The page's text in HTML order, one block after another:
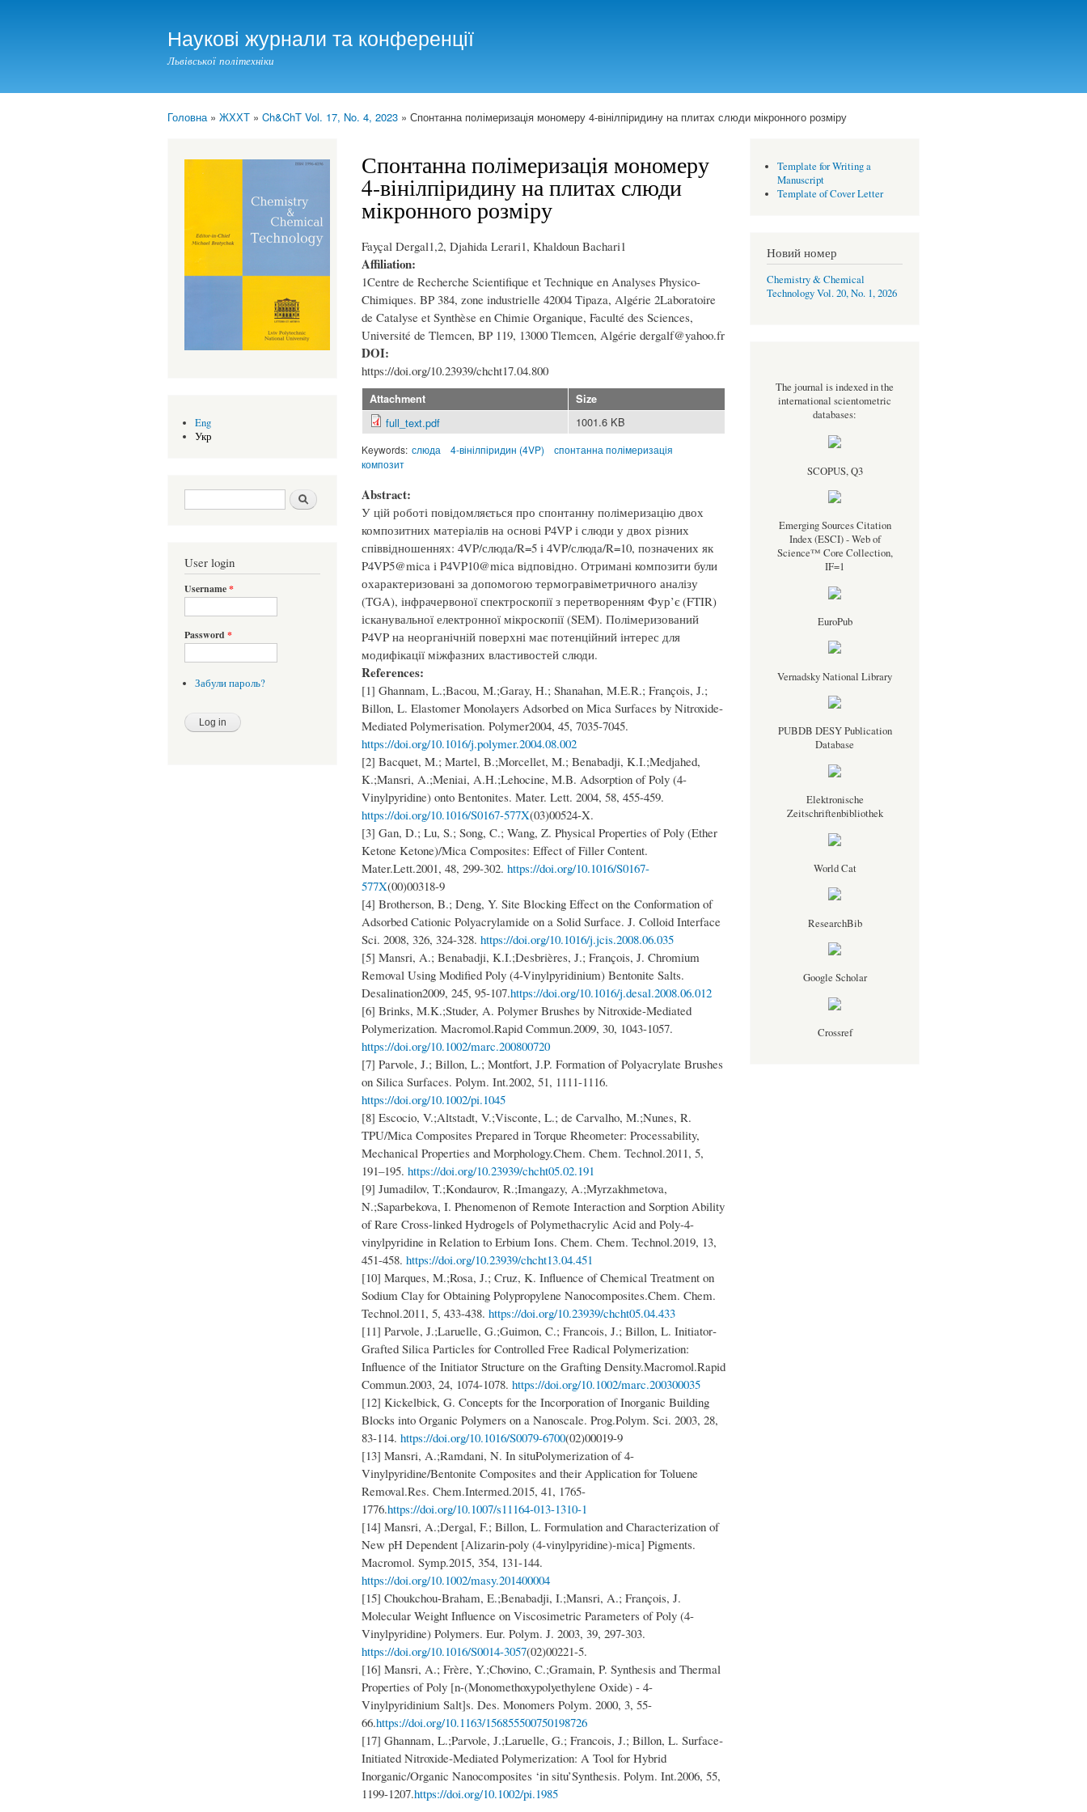
Наукові журнали та конференції
Львівської політехніки
Головна» ЖХХТ » Ch&ChT Vol. 17, No. 4, 2023 » Спонтанна полімеризація мономеру 4-вінілпіридину на плитах слюди мікронного розміру
Eng
Укр
Search form Шукати
User login
Username*
Password *
Забули пароль?
Спонтанна полімеризація мономеру
4-вінілпіридину на плитах слюди
мікронного розміру
Fayçal Dergal1,2, Djahida Lerari1, Khaldoun Bachari1
Affiliation:
1Centre de Recherche Scientifique et Technique en Analyses Physico-
Chimiques. BP 384, zone industrielle 42004 Tipaza, Algérie 2Laboratoire
de Catalyse et Synthèse en Chimie Organique, Faculté des Sciences,
Université de Tlemcen, BP 119, 13000 Tlemcen, Algérie dergalf@yahoo.fr
DOI:
https://doi.org/10.23939/chcht17.04.800
Attachment Size
full_text.pdf 1001.6 KB
Keywords: слюда 4-вінілпіридин (4VP)
спонтанна полімеризація
композит
Abstract:
У цій роботі повідомляється про спонтанну полімеризацію двох
композитних матеріалів на основі P4VP і слюди у двох різних
співвідношеннях: 4VP/слюда/R=5 і 4VP/слюда/R=10, позначених як
P4VP5@mica і P4VP10@mica відповідно. Отримані композити були
охарактеризовані за допомогою термогравіметричного аналізу
(TGA), інфрачервоної спектроскопії з перетворенням Фур’є (FTIR)
ісканувальної електронної мікроскопії (SEM). Полімеризований
P4VP на неорганічній поверхні має потенційний інтерес для
модифікації міжфазних властивостей слюди.
References:
[1] Ghannam, L.;Bacou, M.;Garay, H.; Shanahan, M.E.R.; François, J.;
Billon, L. Elastomer Monolayers Adsorbed on Mica Surfaces by Nitroxide-
Mediated Polymerisation. Polymer2004, 45, 7035-7045.
https://doi.org/10.1016/j.polymer.2004.08.002
[2] Bacquet, M.; Martel, B.;Morcellet, M.; Benabadji, K.I.;Medjahed,
K.;Mansri, A.;Meniai, A.H.;Lehocine, M.B. Adsorption of Poly (4-
Vinylpyridine) onto Bentonites. Mater. Lett. 2004, 58, 455-459.
https://doi.org/10.1016/S0167-577X(03)00524-X.
[3] Gan, D.; Lu, S.; Song, C.; Wang, Z. Physical Properties of Poly (Ether
Ketone Ketone)/Mica Composites: Effect of Filler Content.
Mater.Lett.2001, 48, 299-302. https://doi.org/10.1016/S0167-
577X(00)00318-9
[4] Brotherson, B.; Deng, Y. Site Blocking Effect on the Conformation of
Adsorbed Cationic Polyacrylamide on a Solid Surface. J. Colloid Interface
Sci. 2008, 326, 324-328. https://doi.org/10.1016/j.jcis.2008.06.035
[5] Mansri, A.; Benabadji, K.I.;Desbrières, J.; François, J. Chromium
Removal Using Modified Poly (4-Vinylpyridinium) Bentonite Salts.
Desalination2009, 245, 95-107.https://doi.org/10.1016/j.desal.2008.06.012
[6] Brinks, M.K.;Studer, A. Polymer Brushes by Nitroxide-Mediated
Polymerization. Macromol.Rapid Commun.2009, 30, 1043-1057.
https://doi.org/10.1002/marc.200800720
[7] Parvole, J.; Billon, L.; Montfort, J.P. Formation of Polyacrylate Brushes
on Silica Surfaces. Polym. Int.2002, 51, 1111-1116.
https://doi.org/10.1002/pi.1045
[8] Escocio, V.;Altstadt, V.;Visconte, L.; de Carvalho, M.;Nunes, R.
TPU/Mica Composites Prepared in Torque Rheometer: Processability,
Mechanical Properties and Morphology.Chem. Chem. Technol.2011, 5,
191–195. https://doi.org/10.23939/chcht05.02.191
[9] Jumadilov, T.;Kondaurov, R.;Imangazy, A.;Myrzakhmetova,
N.;Saparbekova, I. Phenomenon of Remote Interaction and Sorption Ability
of Rare Cross-linked Hydrogels of Polymethacrylic Acid and Poly-4-
vinylpyridine in Relation to Erbium Ions. Chem. Chem. Technol.2019, 13,
451-458. https://doi.org/10.23939/chcht13.04.451
[10] Marques, M.;Rosa, J.; Cruz, K. Influence of Chemical Treatment on
Sodium Clay for Obtaining Polypropylene Nanocomposites.Chem. Chem.
Technol.2011, 5, 433-438. https://doi.org/10.23939/chcht05.04.433
[11] Parvole, J.;Laruelle, G.;Guimon, C.; Francois, J.; Billon, L. Initiator‐
Grafted Silica Particles for Controlled Free Radical Polymerization:
Influence of the Initiator Structure on the Grafting Density.Macromol.Rapid
Commun.2003, 24, 1074-1078. https://doi.org/10.1002/marc.200300035
[12] Kickelbick, G. Concepts for the Incorporation of Inorganic Building
Blocks into Organic Polymers on a Nanoscale. Prog.Polym. Sci. 2003, 28,
83-114. https://doi.org/10.1016/S0079-6700(02)00019-9
[13] Mansri, A.;Ramdani, N. In situPolymerization of 4-
Vinylpyridine/Bentonite Composites and their Application for Toluene
Removal.Res. Chem.Intermed.2015, 41, 1765-
1776.https://doi.org/10.1007/s11164-013-1310-1
[14] Mansri, A.;Dergal, F.; Billon, L. Formulation and Characterization of
New pH Dependent [Alizarin‐poly (4‐vinylpyridine)‐mica] Pigments.
Macromol. Symp.2015, 354, 131-144.
https://doi.org/10.1002/masy.201400004
[15] Choukchou-Braham, E.;Benabadji, I.;Mansri, A.; François, J.
Molecular Weight Influence on Viscosimetric Parameters of Poly (4-
Vinylpyridine) Polymers. Eur. Polym. J. 2003, 39, 297-303.
https://doi.org/10.1016/S0014-3057(02)00221-5.
[16] Mansri, A.; Frère, Y.;Chovino, C.;Gramain, P. Synthesis and Thermal
Properties of Poly [n-(Monomethoxypolyethylene Oxide) - 4-
Vinylpyridinium Salt]s. Des. Monomers Polym. 2000, 3, 55-
66.https://doi.org/10.1163/156855500750198726
[17] Ghannam, L.;Parvole, J.;Laruelle, G.; Francois, J.; Billon, L. Surface‐
Initiated Nitroxide‐Mediated Polymerization: A Tool for Hybrid
Inorganic/Organic Nanocomposites ‘in situ’Synthesis. Polym. Int.2006, 55,
1199-1207.https://doi.org/10.1002/pi.1985
Template for Writing a
Manuscript
Template of Cover Letter
Новий номер
Chemistry & Chemical
Technology Vol. 20, No. 1, 2026
The journal is indexed in the
international scientometric
databases:
SCOPUS, Q3
Emerging Sources Citation
Index (ESCI) - Web of
Science™ Core Collection,
IF=1
EuroPub
Vernadsky National Library
PUBDB DESY Publication
Database
Elektronische
Zeitschriftenbibliothek
World Cat
ResearchBib
Google Scholar
Crossref